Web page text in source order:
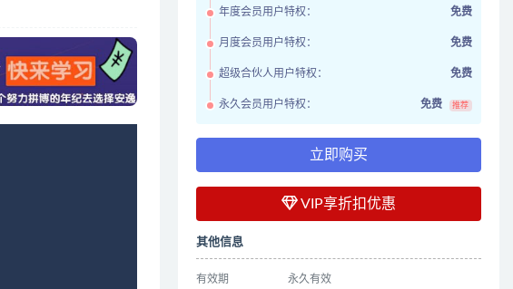
年度会员用户特权： 免费
月度会员用户特权： 免费
超级合伙人用户特权： 免费
永久会员用户特权： 免费 推荐
立即购买
VIP享折扣优惠
其他信息
有效期 永久有效